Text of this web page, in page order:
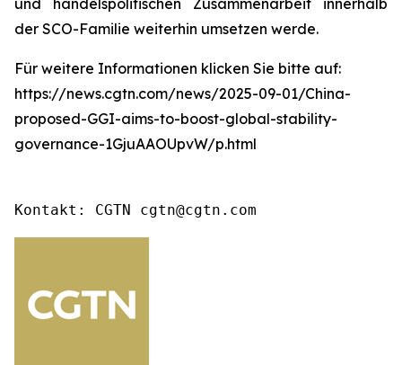
und handelspolitischen Zusammenarbeit innerhalb
der SCO-Familie weiterhin umsetzen werde.
Für weitere Informationen klicken Sie bitte auf:
https://news.cgtn.com/news/2025-09-01/China-
proposed-GGI-aims-to-boost-global-stability-
governance-1GjuAAOUpvW/p.html
Kontakt: CGTN cgtn@cgtn.com